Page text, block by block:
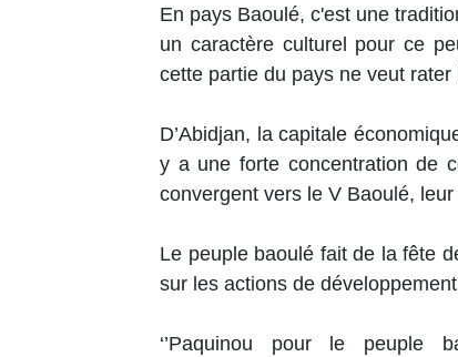
En pays Baoulé, c'est une
un caractère culturel pour ce
cette partie du pays ne veut
D’Abidjan, la capitale
y a une forte concentration de
convergent vers le V Baoulé, leur
Le peuple baoulé fait de la fête
sur les actions de
‘’Paquinou pour le peuple